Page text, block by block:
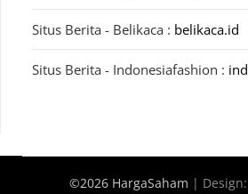
Situs Berita - Belikaca : belikaca.id
Situs Berita - Indonesiafashion :
©2026 HargaSaham | Design: